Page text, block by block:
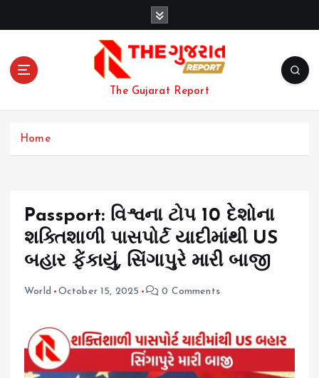
The Gujarat Report
Home
Passport: વિશ્વના ટોપ 10 દેશોના
શક્તિશાળી પાસપોર્ટ યાદીમાંથી US
બહાર ફેંકાયું, સિંગાપુરે મારી બાજી
World October 15, 2025 0 Comments